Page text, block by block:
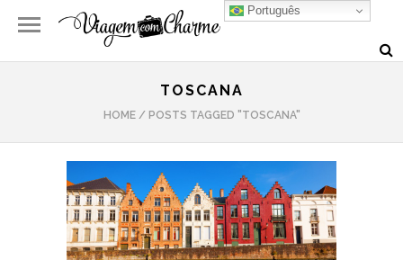
TOSCANA
HOME/ POSTS TAGGED "TOSCANA"
Português